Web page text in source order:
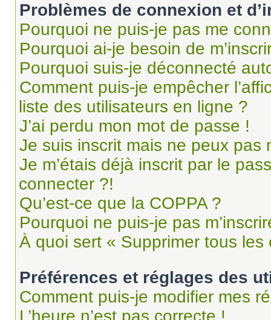
Problèmes de connexion et
Pourquoi ne puis-je pas me
Pourquoi ai-je besoin de
Pourquoi suis-je déconnecté
Comment puis-je empêcher
liste des utilisateurs en ligne ?
J’ai perdu mon mot de passe !
Je suis inscrit mais ne peux pas
Je m’étais déjà inscrit par le
connecter ?!
Qu’est-ce que la COPPA ?
Pourquoi ne puis-je pas
À quoi sert « Supprimer tous
Préférences et réglages des
Comment puis-je modifier mes
L’heure n’est pas correcte !